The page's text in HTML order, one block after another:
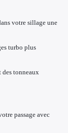
votre sillage une
turbo plus
des tonneaux
passage avec